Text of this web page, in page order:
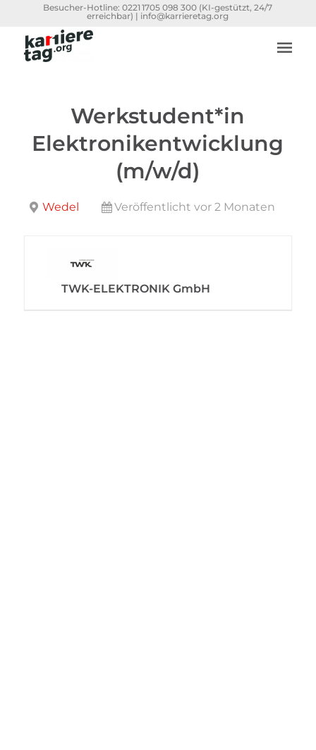
Besucher-Hotline:0221 1705 098 300 (KI-gestützt, 24/7
erreichbar) | info@karrieretag.org
Werkstudent*in
Elektronikentwicklung
(m/w/d)
Wedel Veröffentlicht vor 2 Monaten
TWK-ELEKTRONIK GmbH